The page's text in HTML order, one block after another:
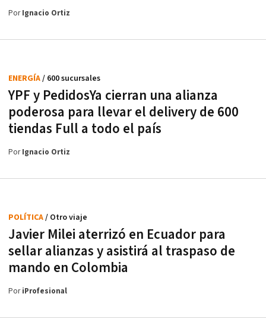
PorIgnacio Ortiz
YPF y PedidosYa cierran una alianza
poderosa para llevar el delivery de 600
tiendas Full a todo el país
ENERGÍA/ 600 sucursales
PorIgnacio Ortiz
Javier Milei aterrizó en Ecuador para
sellar alianzas y asistirá al traspaso de
mando en Colombia
POLÍTICA/ Otro viaje
PoriProfesional